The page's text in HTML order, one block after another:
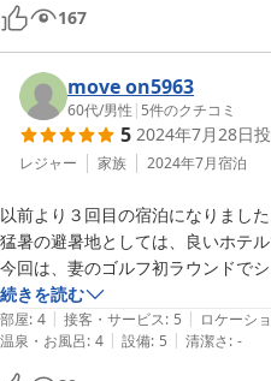
した。
ホテルにはショートコース、テニ
泊でしたが、大変好評だったので
ます。
167
move on5963
60代/男性 | 5件のクチコミ
5 2024年7月28日
レジャー 家族 2024年7月宿泊
以前より３回目の宿泊になりました
猛暑の避暑地としては、良いホテル
今回は、妻のゴルフ初ラウンドで
した。
コースは綺麗に整備されていて大
続きを読む
部屋: 4 | 接客・サービス: 5 | ロケーシ
温泉・お風呂: 4 | 設備: 5 | 清潔さ: -